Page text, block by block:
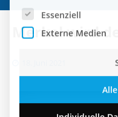
Merkel wird
Individuelle